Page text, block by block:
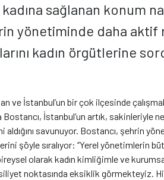
sağlanan konum
yönetiminde daha aktif
kadın örgütlerine
ve İstanbul’un bir çok ilçesinde
İstanbul’un artık, sakinleriyle
savunuyor. Bostancı, şehrin
şöyle sıralıyor: ‘’Yerel yönetimlerin
olarak kadın kimliğimle ve
noktasında eksiklik görmekteyiz.